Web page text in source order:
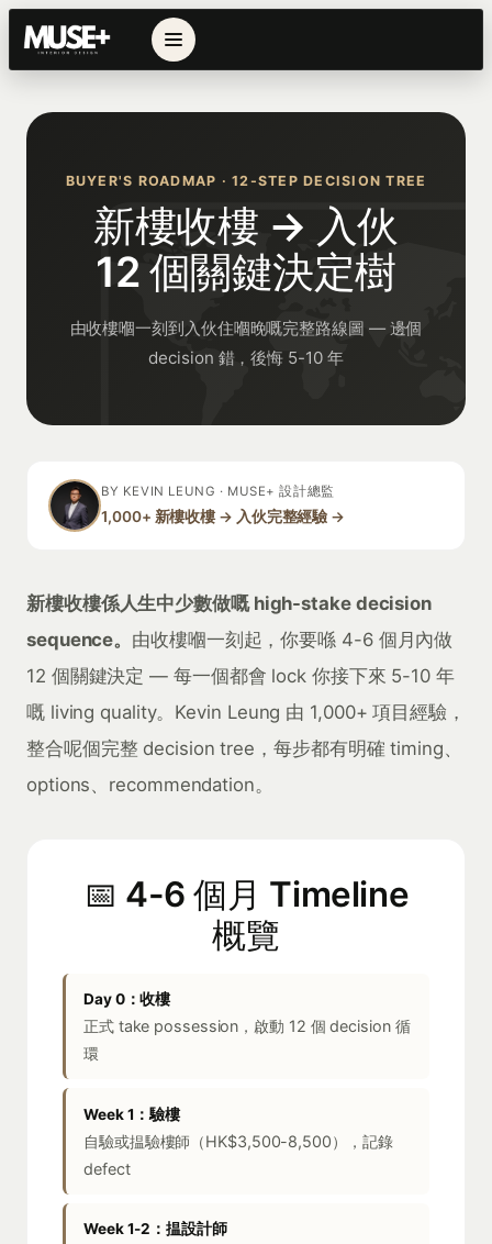
BUYER'S ROADMAP · 12-STEP DECISION TREE
新樓收樓 → 入伙
12 個關鍵決定樹
由收樓嗰一刻到入伙住嗰晚嘅完整路線圖 — 邊個
decision 錯，後悔 5-10 年
BY KEVIN LEUNG · MUSE+ 設計總監
1,000+ 新樓收樓 → 入伙完整經驗 →
新樓收樓係人生中少數做嘅 high-stake decision
sequence。 由收樓嗰一刻起，你要喺 4-6 個月內做
12 個關鍵決定 — 每一個都會 lock 你接下來 5-10 年
嘅 living quality。Kevin Leung 由 1,000+ 項目經驗，
整合呢個完整 decision tree，每步都有明確 timing、
options、recommendation。
📅 4-6 個月 Timeline
概覽
Day 0：收樓
正式 take possession，啟動 12 個 decision 循
環
Week 1：驗樓
自驗或揾驗樓師（HK$3,500-8,500），記錄
defect
Week 1-2：揾設計師